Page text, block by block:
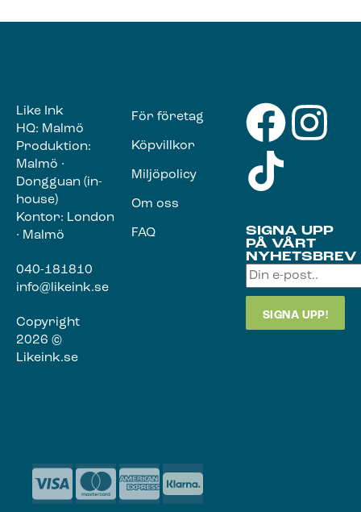
Like Ink
HQ: Malmö
Produktion:
Malmö ·
Dongguan (in-
house)
Kontor: London
· Malmö
040-181810
info@likeink.se
Copyright
2026 ©
Likeink.se
För företag
Köpvillkor
Miljöpolicy
Om oss
FAQ
SIGNA UPP
PÅ VÅRT
NYHETSBREV